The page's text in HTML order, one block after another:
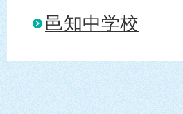
邑知中学校